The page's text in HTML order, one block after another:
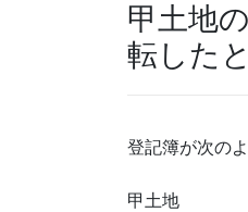
甲土地
転した
登記簿が次の
甲土地